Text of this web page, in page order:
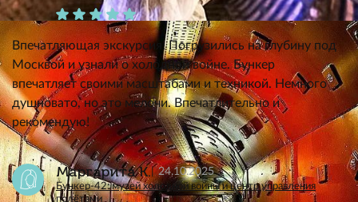
Впечатляющая экскурсия! Погрузились на глубину под
Москвой и узнали о холодной войне. Бункер
впечатляет своими масштабами и техникой. Немного
душновато, но это мелочи. Впечатлительно и
рекомендую!
Маргарита К. 24.10.2025
Бункер-42: музей холодной войны и центр управления
полётами